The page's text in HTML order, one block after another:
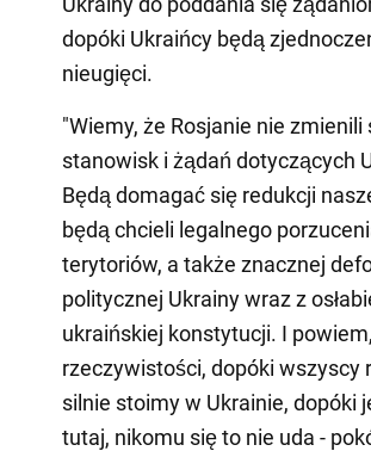
dopóki Ukraińcy będą
nieugięci.
"Wiemy, że Rosjanie nie zmienili
stanowisk i żądań dotyczących
Będą domagać się redukcji
będą chcieli legalnego
terytoriów, a także znacznej
politycznej Ukrainy wraz z
ukraińskiej konstytucji. I
rzeczywistości, dopóki wszyscy
silnie stoimy w Ukrainie, dopóki
tutaj, nikomu się to nie uda -